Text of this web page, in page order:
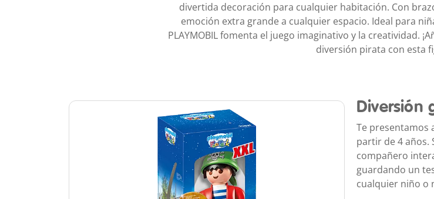
divertida decoración para cualquier habitación. Con
emoción extra grande a cualquier espacio. Ideal para
PLAYMOBIL fomenta el juego imaginativo y la creatividad.
diversión pirata con esta
Diversión
Te presentamos
partir de 4 años.
compañero
guardando un
cualquier niño o